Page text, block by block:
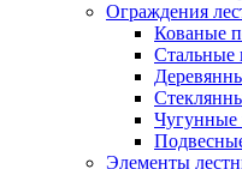
Ограждения
Кованые
Стальные
Чугунные
Элементы